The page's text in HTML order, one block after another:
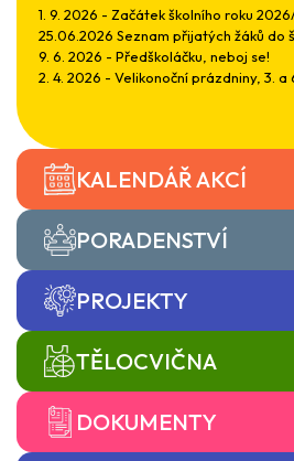
1. 9. 2026 - Začátek školního roku
25.06.2026 Seznam přijatých žáků do
9. 6. 2026 - Předškoláčku, neboj se!
2. 4. 2026 - Velikonoční prázdniny, 3.
KALENDÁŘ AKCÍ
PORADENSTVÍ
PROJEKTY
TĚLOCVIČNA
DOKUMENTY